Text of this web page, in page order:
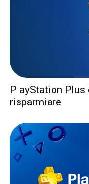
PlayStation Plus
risparmiare